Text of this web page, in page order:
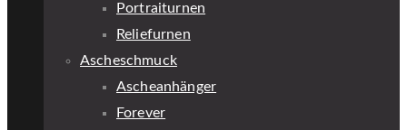
Portraiturnen
Reliefurnen
Ascheschmuck
Ascheanhänger
Forever